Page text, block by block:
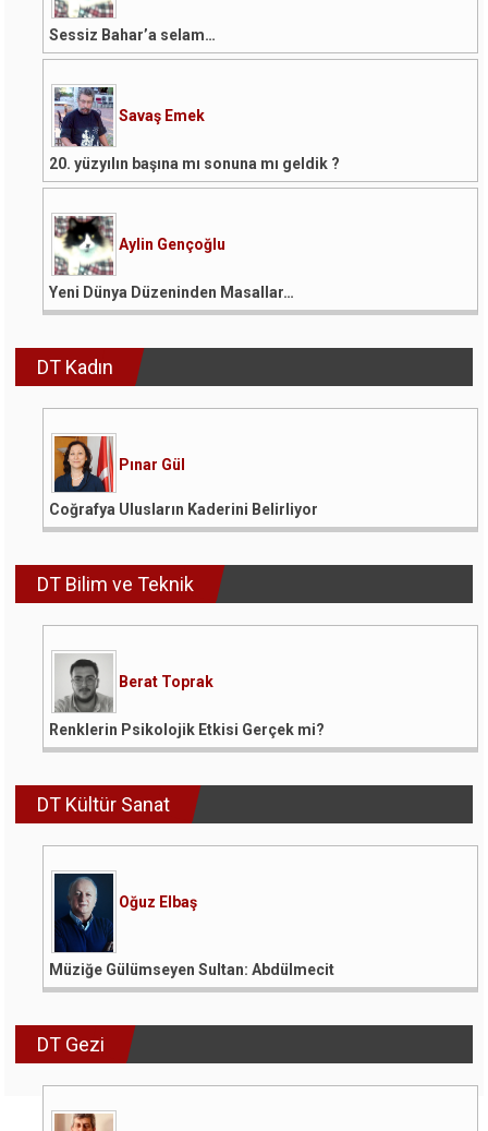
Sessiz Bahar’a selam…
Savaş Emek
20. yüzyılın başına mı sonuna mı geldik ?
Aylin Gençoğlu
Yeni Dünya Düzeninden Masallar…
DT Kadın
Pınar Gül
Coğrafya Ulusların Kaderini Belirliyor
DT Bilim ve Teknik
Berat Toprak
Renklerin Psikolojik Etkisi Gerçek mi?
DT Kültür Sanat
Oğuz Elbaş
Müziğe Gülümseyen Sultan: Abdülmecit
DT Gezi